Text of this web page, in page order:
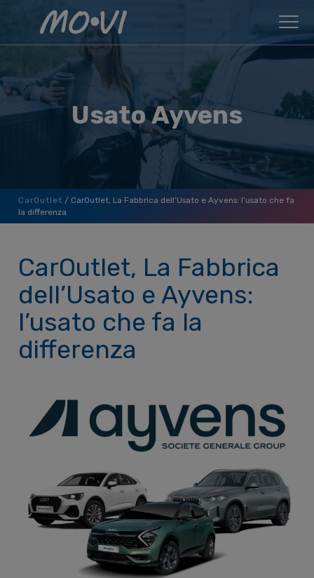
Usato Ayvens
CarOutlet / CarOutlet, La Fabbrica dell’Usato e Ayvens: l’usato che fa
la differenza
CarOutlet, La Fabbrica
dell’Usato e Ayvens:
l’usato che fa la
differenza